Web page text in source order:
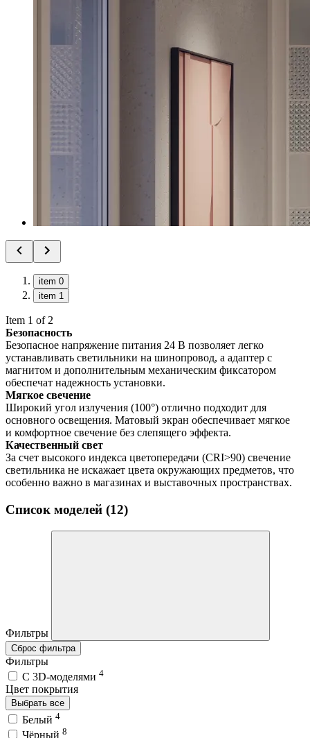
item 0
item 1
Item 1 of 2
Безопасность
Безопасное напряжение питания 24 В позволяет легко
устанавливать светильники на шинопровод, а адаптер с
магнитом и дополнительным механическим фиксатором
обеспечат надежность установки.
Мягкое свечение
Широкий угол излучения (100°) отлично подходит для
основного освещения. Матовый экран обеспечивает мягкое
и комфортное свечение без слепящего эффекта.
Качественный свет
За счет высокого индекса цветопередачи (CRI>90) свечение
светильника не искажает цвета окружающих предметов, что
особенно важно в магазинах и выставочных пространствах.
Список моделей (12)
Фильтры
Сброс фильтра
Фильтры
C 3D-моделями 4
Цвет покрытия
Выбрать все
Белый 4
Чёрный 8